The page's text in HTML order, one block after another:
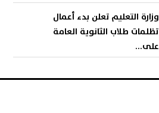
وزارة التعليم تعلن بدء أعمال
تظلمات طلاب الثانوية العامة
على...